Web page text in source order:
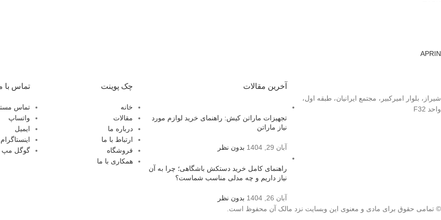
APRIN
شیراز، بلوار امیرکبیر، مجتمع ایرانیان، طبقه اول،
واحد F32
آخرین مقالات
تجهیزات ماراتن کیش: راهنمای خرید لوازم مورد
نیاز ماراتن
آبان 29, 1404 بدون نظر
راهنمای کامل خرید دستکش باشگاهی؛ چرا به آن
نیاز داریم و چه مدلی مناسب شماست؟
آبان 26, 1404 بدون نظر
چک پوینت
خانه
مقالات
درباره ما
ارتباط با ما
فروشگاه
همکاری با ما
تماس با
تماس
واتساپ
ایمیل
اینستاگرام
گوگل مپ
© تمامی حقوق برای مادی و معنوی این وبسایت نزد مالک آن محفوظ است.